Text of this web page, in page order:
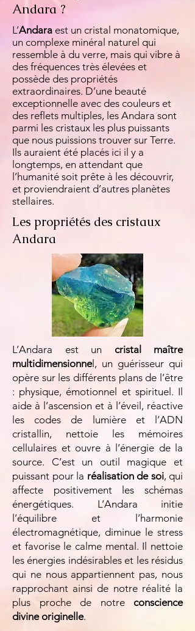
Andara ?
L’Andara est un cristal monatomique,
un complexe minéral naturel qui
ressemble à du verre, mais qui vibre à
des fréquences très élevées et
possède des propriétés
extraordinaires. D’une beauté
exceptionnelle avec des couleurs et
des reflets multiples, les Andara sont
parmi les cristaux les plus puissants
que nous puissions trouver sur Terre.
Ils auraient été placés ici il y a
longtemps, en attendant que
l’humanité soit prête à les découvrir,
et proviendraient d’autres planètes
stellaires.
Les propriétés des cristaux
Andara
L’Andara est un cristal maître
multidimensionnel, un guérisseur qui
opère sur les différents plans de l’être
: physique, émotionnel et spirituel. Il
aide à l’ascension et à l’éveil, réactive
les codes de lumière et l’ADN
cristallin, nettoie les mémoires
cellulaires et ouvre à l’énergie de la
source. C’est un outil magique et
puissant pour la réalisation de soi, qui
affecte positivement les schémas
énergétiques. L’Andara initie
l’équilibre et l’harmonie
électromagnétique, diminue le stress
et favorise le calme mental. Il nettoie
les énergies indésirables et les résidus
qui ne nous appartiennent pas, nous
rapprochant ainsi de notre réalité la
plus proche de notre conscience
divine originelle.